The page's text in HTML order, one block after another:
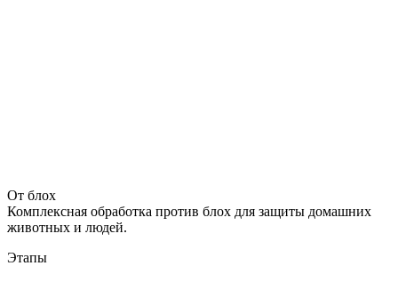
От блох
Комплексная обработка против блох для защиты домашних
животных и людей.
Этапы